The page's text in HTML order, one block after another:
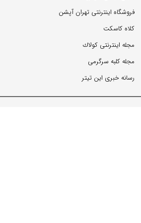
فروشگاه اینترنتی تهران آپشن
كلاه كاسكت
مجله اینترنتی كولاك
مجله كلبه سرگرمی
رسانه خبری این تیتر